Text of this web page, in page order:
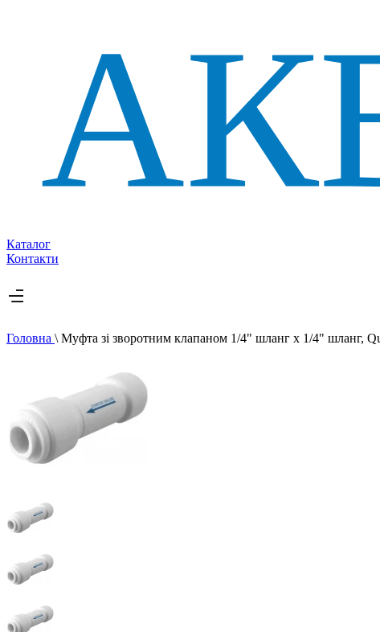
Каталог
Контакти
Головна \ Муфта зі зворотним клапаном 1/4" шланг х 1/4" шланг,